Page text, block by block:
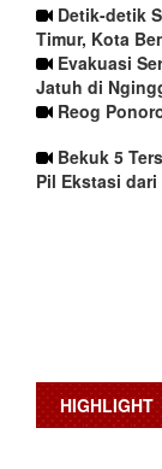
Detik-detik
Timur, Kota
Evakuasi
Jatuh di
Reog
Bekuk 5
Pil Ekstasi dari
HIGHLIGHT